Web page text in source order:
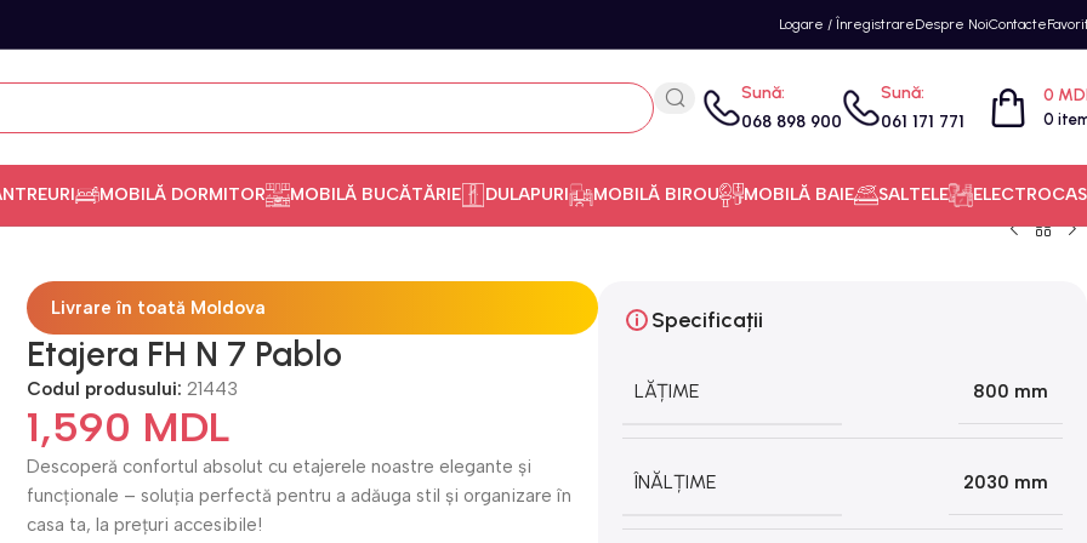
Logare / ÎnregistrareDespre NoiContacte
Sună:
068 898 900
Sună:
061 171 771 0
0
MOBILĂ DORMITOR MOBILĂ BUCĂTĂRIE DULAPURI MOBILĂ BIROU MOBILĂ BAIE SALTELE
Livrare în toată Moldova
Etajera FH N 7 Pablo
Codul produsului: 21443
1,590 MDL
Descoperă confortul absolut cu etajerele noastre elegante și
funcționale – soluția perfectă pentru a adăuga stil și organizare în
casa ta, la prețuri accesibile!
Specificații
LĂȚIME 800 mm
ÎNĂLȚIME 2030 mm